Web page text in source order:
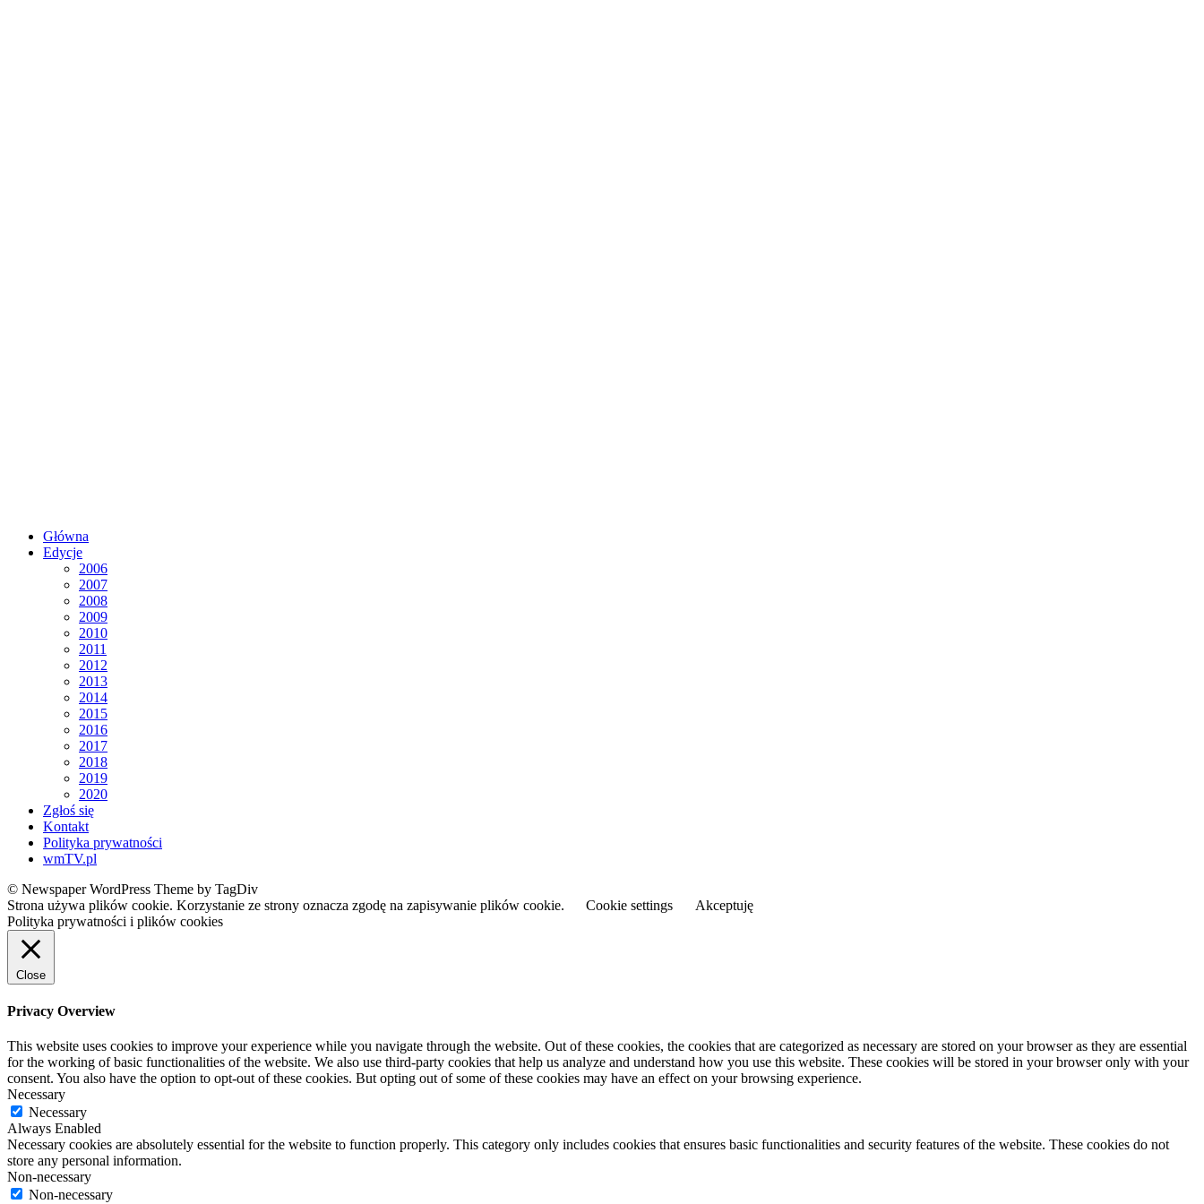
Główna
Edycje
2006
2007
2008
2009
2010
2011
2012
2013
2014
2015
2016
2017
2018
2019
2020
Zgłoś się
Kontakt
Polityka prywatności
wmTV.pl
© Newspaper WordPress Theme by TagDiv
Strona używa plików cookie. Korzystanie ze strony oznacza zgodę na zapisywanie plików cookie.
Cookie settings
Akceptuję
Polityka prywatności i plików cookies
Close
Privacy Overview
This website uses cookies to improve your experience while you navigate through the website. Out of these cookies, the cookies that are categorized as necessary are stored on your browser as they are essential
for the working of basic functionalities of the website. We also use third-party cookies that help us analyze and understand how you use this website. These cookies will be stored in your browser only with your
consent. You also have the option to opt-out of these cookies. But opting out of some of these cookies may have an effect on your browsing experience.
Necessary
Necessary
Always Enabled
Necessary cookies are absolutely essential for the website to function properly. This category only includes cookies that ensures basic functionalities and security features of the website. These cookies do not
store any personal information.
Non-necessary
Non-necessary